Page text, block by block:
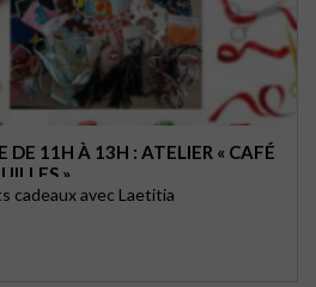
DE 11H À 13H : ATELIER « CAFÉ
»
cadeaux avec Laetitia